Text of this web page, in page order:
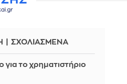
ΣΧΟΛΙΑΣΜΕΝΑ
για το χρηματιστήριο